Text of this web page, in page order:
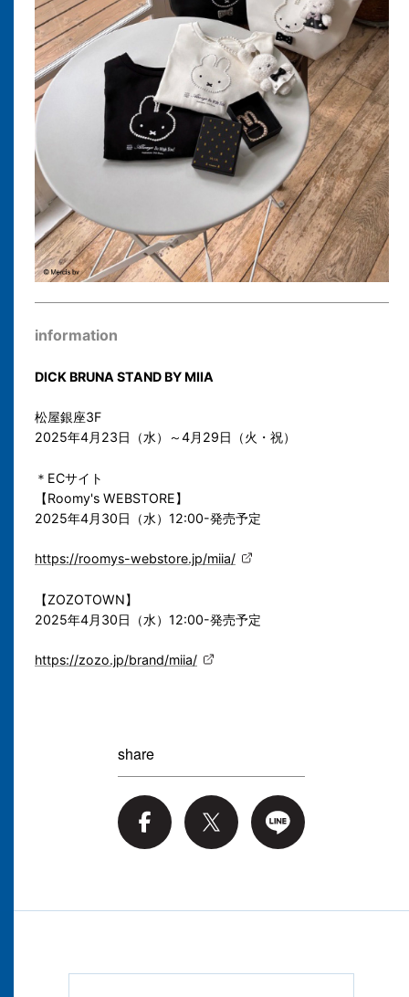
information
DICK BRUNA STAND BY MIIA
松屋銀座3F
2025年4月23日（水）～4月29日（火・祝）
＊ECサイト
【Roomy's WEBSTORE】
2025年4月30日（水）12:00-発売予定
https://roomys-webstore.jp/miia/
【ZOZOTOWN】
2025年4月30日（水）12:00-発売予定
https://zozo.jp/brand/miia/
share